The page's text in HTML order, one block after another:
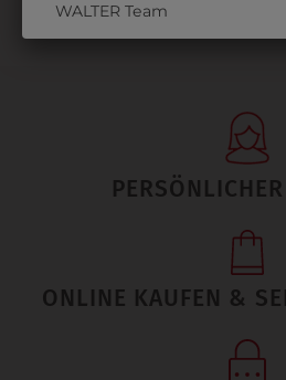
ONLINE KAUFEN &
WALTER Team